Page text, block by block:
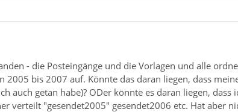
- die Posteingänge und die Vorlagen und alle
bis 2007 auf. Könnte das daran liegen, dass
auch getan habe)? ODer könnte es daran liegen,
verteilt "gesendet2005" gesendet2006 etc. Hat aber